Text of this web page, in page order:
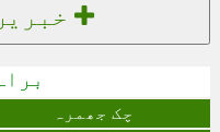
چک جھمرہ